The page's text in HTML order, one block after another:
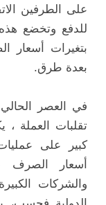
على الطرفين
للدفع وتخضع هذه
بتغيرات أسعار
بعدة طرق.
في العصر الحالي
تقلبات العملة ،
كبير على
أسعار الصرف
والشركات